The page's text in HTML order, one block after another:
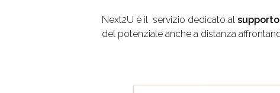
Next2U è il servizio dedicato al
del potenziale anche a distanza